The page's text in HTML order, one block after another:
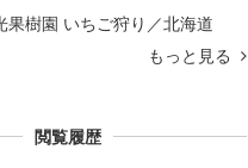
果樹園 いちご狩り／北海道
もっと見る
閲覧履歴